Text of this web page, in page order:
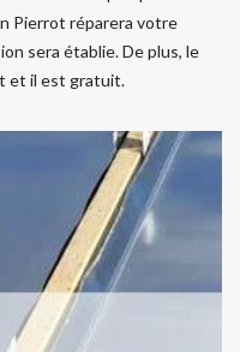
Pierrot réparera votre
sera établie. De plus, le
et il est gratuit.